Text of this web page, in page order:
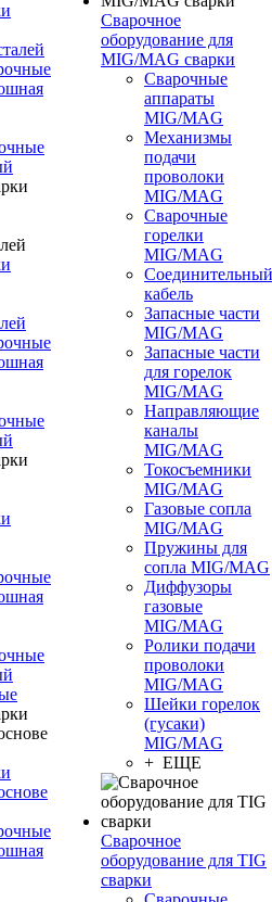
Сварочное
оборудование для
MIG/MAG сварки
Сварочные
аппараты
MIG/MAG
Механизмы
подачи
проволоки
MIG/MAG
Сварочные
горелки
MIG/MAG
Соединительный
кабель
Запасные части
MIG/MAG
Запасные части
для горелок
MIG/MAG
Направляющие
каналы
MIG/MAG
Токосъемники
MIG/MAG
Газовые сопла
MIG/MAG
Пружины для
сопла MIG/MAG
Диффузоры
газовые
MIG/MAG
Ролики подачи
проволоки
MIG/MAG
Шейки горелок
(гусаки)
MIG/MAG
+ ЕЩЕ
Сварочное
оборудование для TIG
сварки